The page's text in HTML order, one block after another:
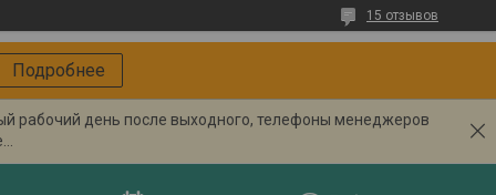
15 отзывов
Подробнее
рабочий день после выходного, телефоны менеджеров